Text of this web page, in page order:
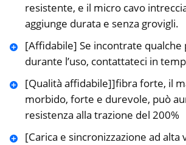
resistente, e il micro cavo
aggiunge durata e senza grovigli.
[Affidabile] Se incontrate qualche
durante l’uso, contattateci in
[Qualità affidabile]]fibra forte, il
morbido, forte e durevole, può
resistenza alla trazione del 200%
[Carica e sincronizzazione ad alta